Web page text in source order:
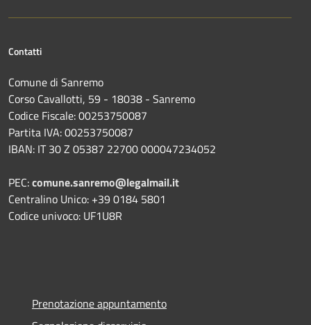
Contatti
Comune di Sanremo
Corso Cavallotti, 59 - 18038 - Sanremo
Codice Fiscale: 00253750087
Partita IVA: 00253750087
IBAN: IT 30 Z 05387 22700 000047234052
PEC:comune.sanremo@legalmail.it
Centralino Unico: +39 0184 5801
Codice univoco: UF1U8R
Prenotazione appuntamento